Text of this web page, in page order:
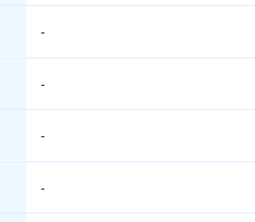
-
-
-
-